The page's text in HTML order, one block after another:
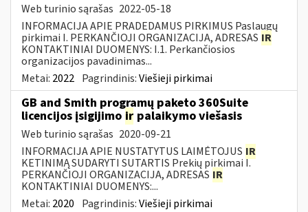
Web turinio sąrašas 2022-05-18
INFORMACIJA APIE PRADEDAMUS PIRKIMUS Paslaugų
pirkimai I. PERKANČIOJI ORGANIZACIJA, ADRESAS IR
KONTAKTINIAI DUOMENYS: I.1. Perkančiosios
organizacijos pavadinimas...
Metai: 2022 Pagrindinis:Viešieji pirkimai
GB and Smith programų paketo 360Suite
licencijos įsigijimo ir palaikymo viešasis
Web turinio sąrašas 2020-09-21
INFORMACIJA APIE NUSTATYTUS LAIMĖTOJUS IR
KETINIMĄ SUDARYTI SUTARTIS Prekių pirkimai I.
PERKANČIOJI ORGANIZACIJA, ADRESAS IR
KONTAKTINIAI DUOMENYS:...
Metai: 2020 Pagrindinis:Viešieji pirkimai